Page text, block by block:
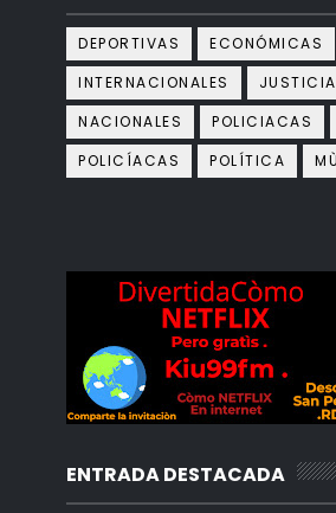
DEPORTIVAS
ECONÓMICAS
INTERNACIONALES
JUSTICIA
NACIONALES
POLICIACAS
POLICÍACAS
POLÍTICA
ENTRADA DESTACADA